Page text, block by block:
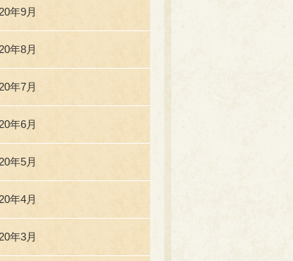
年9月
年8月
年7月
年6月
年5月
年4月
年3月